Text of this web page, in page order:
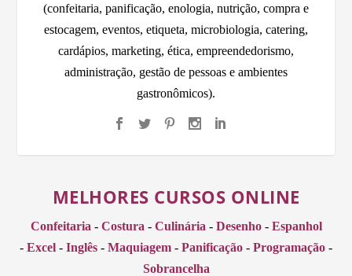
(confeitaria, panificação, enologia, nutrição, compra e
estocagem, eventos, etiqueta, microbiologia, catering,
cardápios, marketing, ética, empreendedorismo,
administração, gestão de pessoas e ambientes
gastronômicos).
MELHORES CURSOS ONLINE
Confeitaria - Costura - Culinária - Desenho- Espanhol
- Excel - Inglês - Maquiagem - Panificação - Programação -
Sobrancelha